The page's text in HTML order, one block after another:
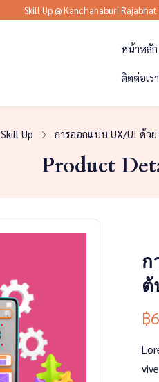
Skill Up @ Kanchanaburi
หน้าหลัก
ติดต่อเรา
Skill Up การออกแบบ UX/UI ด้ว
Product
ก
ต้
฿